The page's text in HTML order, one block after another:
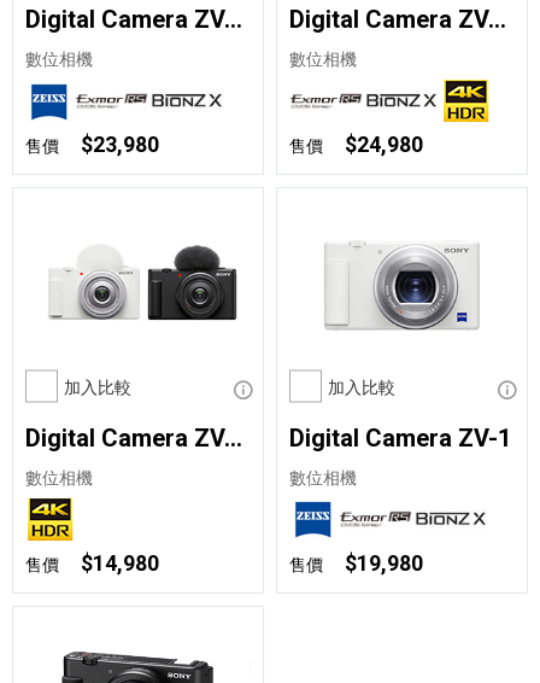
Digital Camera ZV-1 輕影音手持握把組合
數位相機
售價 $23,980
Digital Camera ZV-1 II
數位相機
售價 $24,980
加入比較 顯示資訊
Digital Camera ZV-1F
數位相機
售價 $14,980
加入比較 顯示
Digital Camera ZV-1
數位相機
售價 $19,980